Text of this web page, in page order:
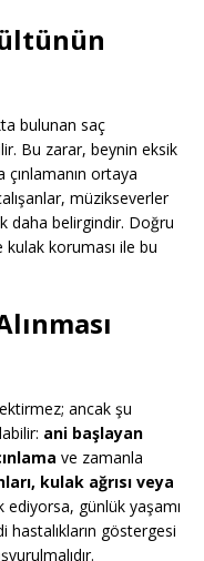
bulunan saç
Bu zarar, beynin eksik
çınlamanın ortaya
müzikseverler
daha belirgindir. Doğru
koruması ile bu
ancak şu
ani başlayan
ve zamanla
kulak ağrısı veya
günlük yaşamı
göstergesi